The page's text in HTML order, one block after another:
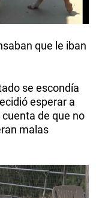
que le iban
se escondía
esperar a
de que no
malas